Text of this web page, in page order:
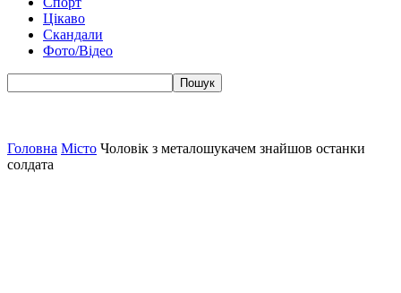
Цікаво
Скандали
Фото/Відео
Головна Місто Чоловік з металошукачем знайшов останки
солдата